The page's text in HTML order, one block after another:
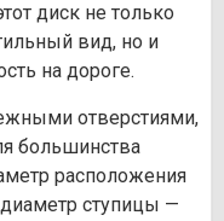
диск не только
вид, но и
на дороге.
отверстиями,
большинства
расположения
ступицы —